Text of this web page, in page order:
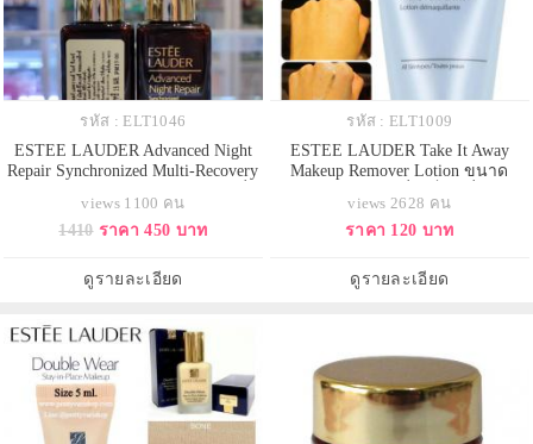
รหัส : ELT1046
ESTEE LAUDER Advanced Night
Repair Synchronized Multi-Recovery
ฟื้นบำรุงผิวยามค่ำคืนอันดับ1 ด้วย
พลังแห่งการฟื้นบำรุงผิวอย่าง
สูตรใหม่ ปี 2020 เซรั่มสูตรก้าวล้ำ
ช่วยฟื้นบำรุงเส้นริ้
views 1100 คน
1410 ราคา 450 บาท
ดูรายละเอียด
รหัส : ELT1009
ESTEE LAUDER Take It Away
Makeup Remover Lotion ขนาด
อางค์ สูตรน้ำนมเข้มข้น ล้างคราบ
เครื่องสำอางค์และครีมกันแดด ได้
ความชุ่มชื่นไว้ให้ผิว ไม่แห้งตึง ให้ผิว
สบาย มอบผลลัพท์ของผิวที่สะอ
views 2628 คน
ราคา 120 บาท
ดูรายละเอียด